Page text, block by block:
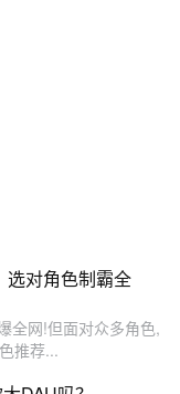
选对角色制霸全
全网!但面对众多角色,
推荐...